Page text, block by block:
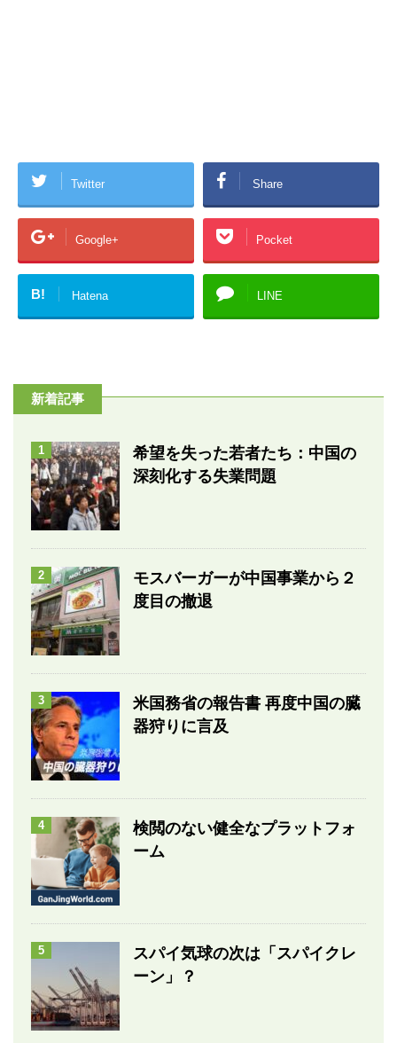
Twitter Share
Google+ Pocket
B! Hatena LINE
新着記事
1
希望を失った若者たち：中国の
深刻化する失業問題
2
モスバーガーが中国事業から２
度目の撤退
3
米国務省の報告書 再度中国の臓
器狩りに言及
4
検閲のない健全なプラットフォ
ーム
5
スパイ気球の次は「スパイクレ
ーン」？